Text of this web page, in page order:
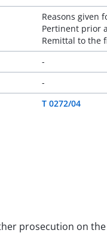
Reasons given
Pertinent prior
Remittal to the
-
-
T 0272/04
prosecution on